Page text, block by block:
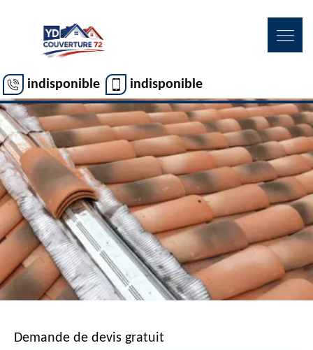
indisponible indisponible
Demande de devis gratuit